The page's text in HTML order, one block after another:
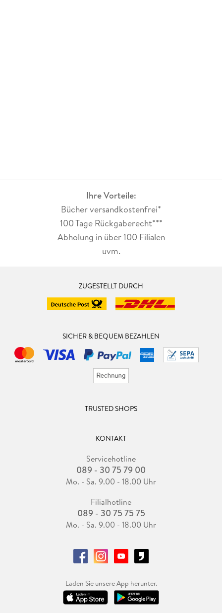
Ihre Vorteile:
Bücher versandkostenfrei*
100 Tage Rückgaberecht***
Abholung in über 100 Filialen
uvm.
ZUGESTELLT DURCH
SICHER & BEQUEM BEZAHLEN
TRUSTED SHOPS
KONTAKT
Servicehotline
089 - 30 75 79 00
Mo. - Sa. 9.00 - 18.00 Uhr
Filialhotline
089 - 30 75 75 75
Mo. - Sa. 9.00 - 18.00 Uhr
Laden Sie unsere App herunter.